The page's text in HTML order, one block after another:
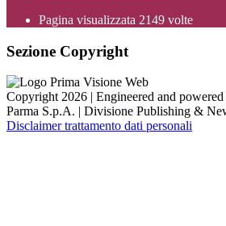
Pagina visualizzata 2149 volte
Sezione Copyright
Copyright 2026 | Engineered and
Parma S.p.A. | Divisione Publishing &
Disclaimer trattamento dati personali